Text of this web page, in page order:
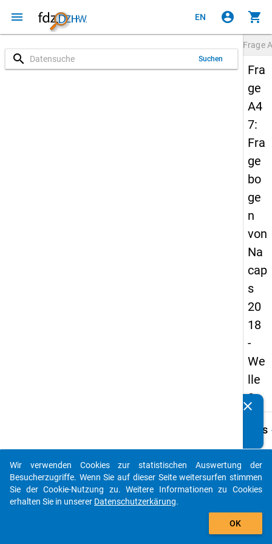
menu EN account_circle shopping_cart
search Suchen
Frage
Fra
ge
A4
7:
Fra
ge
bo
ge
n
von
Na
cap
s
20
18
-
We
lle
2
Details
A47
Wie
clear
auto_stories
add_shopping_cart
Wir verwenden Cookies zur statistischen Auswertung der
Besucherzugriffe. Wenn Sie auf dieser Seite weitersurfen stimmen
Sie der Cookie-Nutzung zu. Weitere Informationen zu Cookies
erhalten Sie in unserer Datenschutzerkärung.
OK